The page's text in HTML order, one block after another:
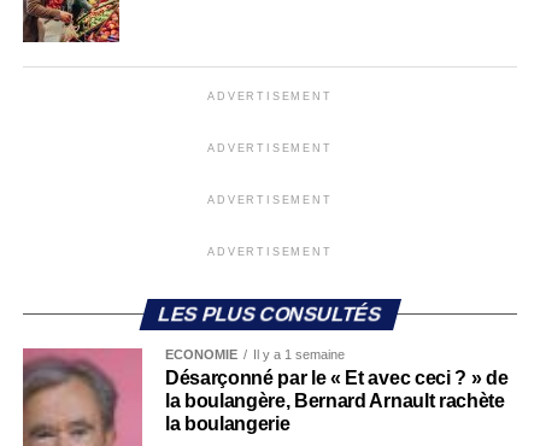
ADVERTISEMENT
ADVERTISEMENT
ADVERTISEMENT
ADVERTISEMENT
LES PLUS CONSULTÉS
ECONOMIE Il y a 1 semaine
Désarçonné par le « Et avec ceci ? » de
la boulangère, Bernard Arnault rachète
la boulangerie